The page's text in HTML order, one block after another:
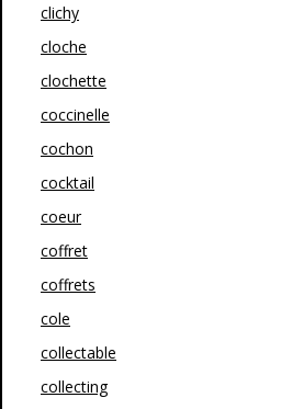
clichy
cloche
clochette
coccinelle
cochon
cocktail
coeur
coffret
coffrets
cole
collectable
collecting